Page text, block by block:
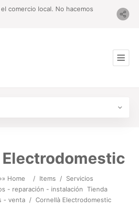
comercio local. No hacemos
» Home / Items / Servicios
- reparación - instalación Tienda
- venta / Cornellà Electrodomestic